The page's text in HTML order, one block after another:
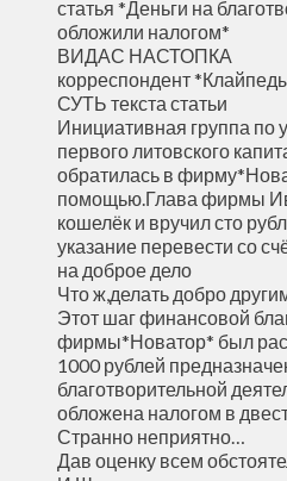
статья *Деньги на
обложили налогом*
ВИДАС НАСТОПКА
корреспондент
СУТЬ текста статьи
Инициативная группа по
первого литовского
обратилась в
помощью.Глава фирмы
кошелёк и вручил сто
указание перевести со
на доброе дело
Что ж,делать добро
Этот шаг финансовой
фирмы*Новатор* был
1000 рублей
благотворительной
обложена налогом в
Странно неприятно…
Дав оценку всем